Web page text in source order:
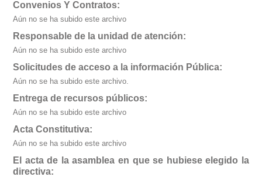
Convenios Y Contratos:
Aún no se ha subido este archivo
Responsable de la unidad de atención:
Aún no se ha subido este archivo
Solicitudes de acceso a la información Pública:
Aún no se ha subido este archivo.
Entrega de recursos públicos:
Aún no se ha subido este archivo
Acta Constitutiva:
Aún no se ha subido este archivo
El acta de la asamblea en que se hubiese elegido la
directiva: